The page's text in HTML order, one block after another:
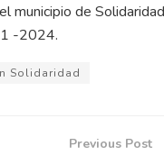
municipio de
-2024.
Solidaridad
Previous Post